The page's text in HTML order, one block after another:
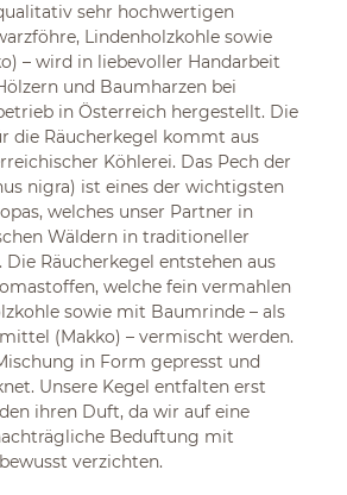
sehr hochwertigen
Lindenholzkohle sowie
– wird in liebevoller Handarbeit
und Baumharzen bei
in Österreich hergestellt. Die
die Räucherkegel kommt aus
Köhlerei. Das Pech der
nigra) ist eines der wichtigsten
welches unser Partner in
Wäldern in traditioneller
Räucherkegel entstehen aus
welche fein vermahlen
sowie mit Baumrinde – als
(Makko) – vermischt werden.
in Form gepresst und
Unsere Kegel entfalten erst
ihren Duft, da wir auf eine
Beduftung mit
verzichten.